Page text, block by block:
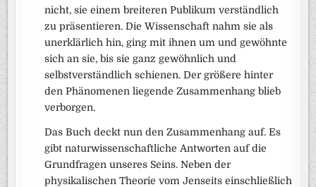
nicht, sie einem breiteren Publikum verständlich
zu präsentieren. Die Wissenschaft nahm sie als
unerklärlich hin, ging mit ihnen um und gewöhnte
sich an sie, bis sie ganz gewöhnlich und
selbstverständlich schienen. Der größere hinter
den Phänomenen liegende Zusammenhang blieb
verborgen.
Das Buch deckt nun den Zusammenhang auf. Es
gibt naturwissenschaftliche Antworten auf die
Grundfragen unseres Seins. Neben der
physikalischen Theorie vom Jenseits einschließlich